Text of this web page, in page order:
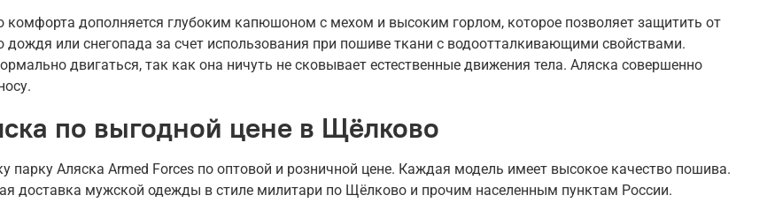
дополняется глубоким капюшоном с мехом и высоким горлом, которое позволяет защитить от
или снегопада за счет использования при пошиве ткани с водоотталкивающими свойствами.
двигаться, так как она ничуть не сковывает естественные движения тела. Аляска совершенно
по выгодной цене в Щёлково
Аляска Armed Forces по оптовой и розничной цене. Каждая модель имеет высокое качество пошива.
доставка мужской одежды в стиле милитари по Щёлково и прочим населенным пунктам России.